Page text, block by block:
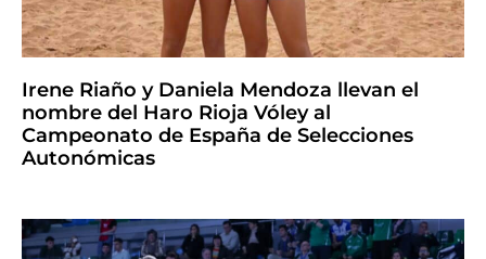
Irene Riaño y Daniela Mendoza llevan el
nombre del Haro Rioja Vóley al
Campeonato de España de Selecciones
Autonómicas